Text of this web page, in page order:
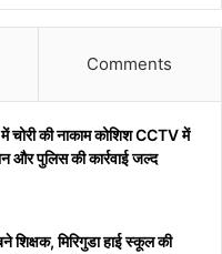
Comments
की नाकाम कोशिश CCTV में
और पुलिस की कार्रवाई जल्द
मिरिगुडा हाई स्कूल की